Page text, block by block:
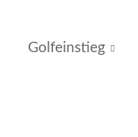
Golfeinstieg